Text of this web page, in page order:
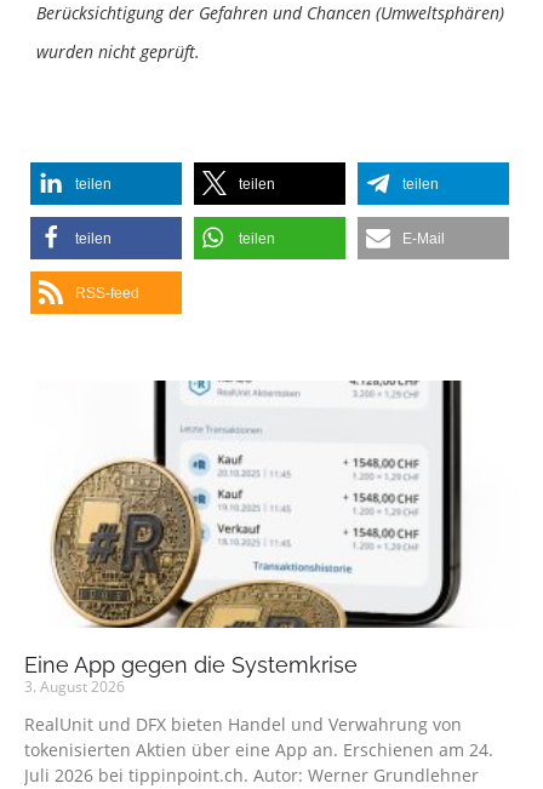
Berücksichtigung der Gefahren und Chancen (Umweltsphären)
wurden nicht geprüft.
teilen teilen teilen
teilen teilen E-Mail
RSS-feed
Eine App gegen die Systemkrise
3. August 2026
RealUnit und DFX bieten Handel und Verwahrung von
tokenisierten Aktien über eine App an. Erschienen am 24.
Juli 2026 bei tippinpoint.ch. Autor: Werner Grundlehner